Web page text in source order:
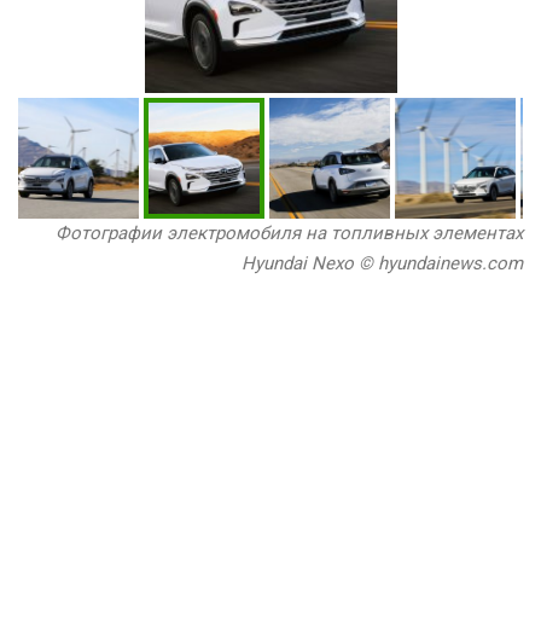
Фотографии электромобиля на топливных элементах
Hyundai Nexo © hyundainews.com